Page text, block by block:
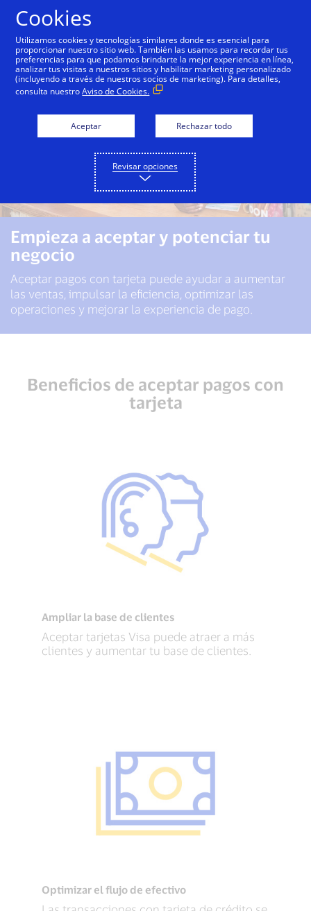
Empieza a aceptar y potenciar tu
negocio
Aceptar pagos con tarjeta puede ayudar a aumentar
las ventas, impulsar la eficiencia, optimizar las
operaciones y mejorar la experiencia de pago.
Beneficios de aceptar pagos con
tarjeta
Ampliar la base de clientes
Aceptar tarjetas Visa puede atraer a más
clientes y aumentar tu base de clientes.
Optimizar el flujo de efectivo
Cookies
Utilizamos cookies y tecnologías similares donde es esencial para
proporcionar nuestro sitio web. También las usamos para recordar tus
preferencias para que podamos brindarte la mejor experiencia en línea,
analizar tus visitas a nuestros sitios y habilitar marketing personalizado
(incluyendo a través de nuestros socios de marketing). Para detalles,
consulta nuestroAviso de Cookies.
Aceptar Rechazar todo
Revisar opciones